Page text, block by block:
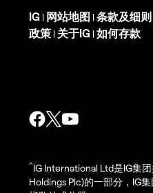
IG | 网站地图 | 条款及细则
政策 | 关于IG | 如何存款
^IG International Ltd是IG集
Holdings Plc)的一部分，IG